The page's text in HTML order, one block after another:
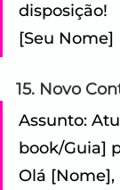
disposição!
[Seu Nome]
15. Novo
Assunto:
book/Guia]
Olá [Nome],